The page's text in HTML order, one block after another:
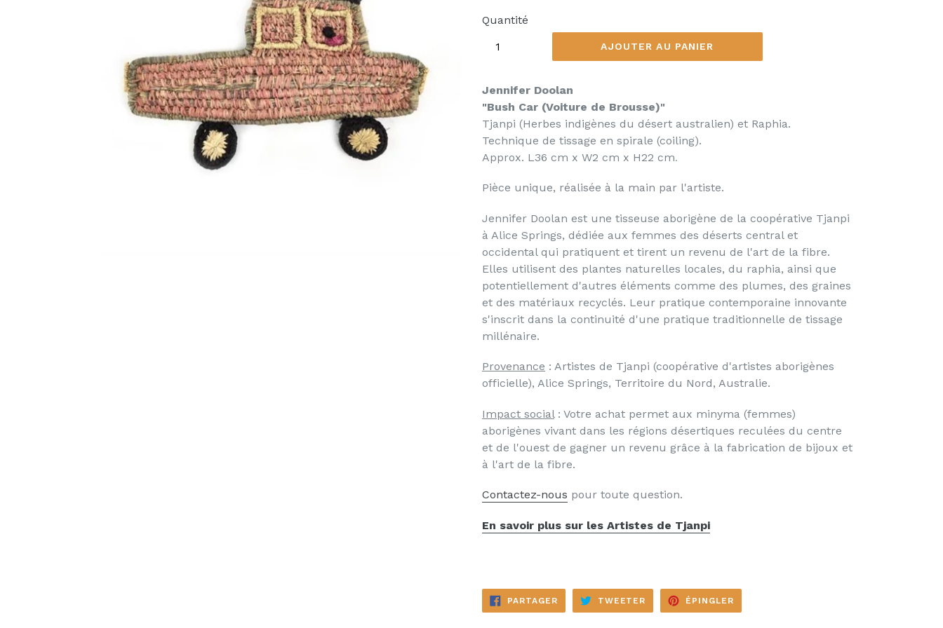
Quantité
AJOUTER AU PANIER
Jennifer Doolan
"Bush Car (Voiture de Brousse)"
Tjanpi (Herbes indigènes du désert australien) et Raphia.
Technique de tissage en spirale (coiling).
Approx. L36 cm x W2 cm x H22 cm.
Pièce unique, réalisée à la main par l'artiste.
Jennifer Doolan est une tisseuse aborigène de la coopérative Tjanpi
à Alice Springs, dédiée aux femmes des déserts central et
occidental qui pratiquent et tirent un revenu de l'art de la fibre.
Elles utilisent des plantes naturelles locales, du raphia, ainsi que
potentiellement d'autres éléments comme des plumes, des graines
et des matériaux recyclés. Leur pratique contemporaine innovante
s'inscrit dans la continuité d'une pratique traditionnelle de tissage
millénaire.
Provenance : Artistes de Tjanpi (coopérative d'artistes aborigènes
officielle), Alice Springs, Territoire du Nord, Australie.
Impact social : Votre achat permet aux minyma (femmes)
aborigènes vivant dans les régions désertiques reculées du centre
et de l'ouest de gagner un revenu grâce à la fabrication de bijoux et
à l'art de la fibre.
Contactez-nous pour toute question.
En savoir plus sur les Artistes de Tjanpi
PARTAGERPARTAGER
FACEBOOK
TWEETER TWEETER
TWITTER
ÉPINGLER
PINTEREST